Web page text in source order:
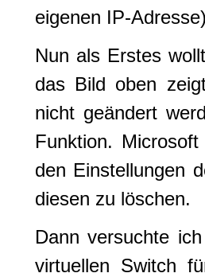
eigenen IP-
Nun als Erstes
das Bild oben
nicht geändert
Funktion.
den Einstellungen
diesen zu löschen.
Dann versuchte
virtuellen Switch